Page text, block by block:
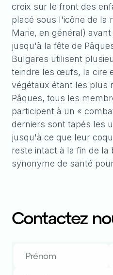
croix sur le front des
placé sous l'icône de la
Marie, en général)
jusqu'à la fête de
Bulgares utilisent
teindre les œufs, la cire
végétaux étant les plus
Pâques, tous les
participent à un «
derniers sont tapés les
jusqu'à ce que leur
reste intact à la fin de la
synonyme de santé
Contactez